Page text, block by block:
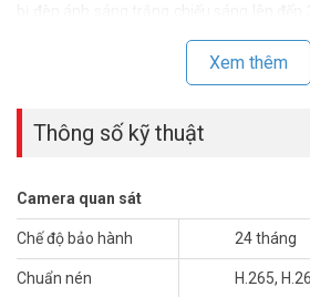
phát hiện người chuyển động. Sản phẩm
24 tháng, đảm bảo sự tin cậy và chất lượng
Thông số kỹ thuật
Smart Hybird Light
– Cảm biến 1/3″ progressive scan CMOS
– Chuẩn nén H.265, H.265+, H.264, H.264+
– Độ nhạy sáng Color: 0.04 Lux @ (F1.6,
– Độ phân giải tối đa (1920 × 1080)/25fps
Xem thêm
Thông số kỹ thuật
Camera quan sát
Chế độ bảo hành 24 tháng
Chuẩn nén H.265,